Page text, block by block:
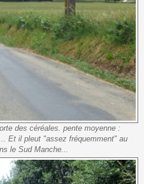
des céréales. pente moyenne :
Et il pleut "assez fréquemment" au
le Sud Manche...